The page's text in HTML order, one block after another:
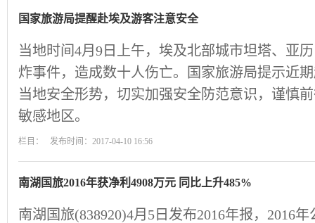
国家旅游局提醒赴埃及游客注意安全
当地时间4月9日上午，埃及北部城市坦塔、亚
炸事件，造成数十人伤亡。国家旅游局提示近
当地安全形势，切实加强安全防范意识，谨慎
敏感地区。
栏目： 发布时间：2017-04-10 16:56
南湖国旅2016年获净利4908万元 同比上升485%
南湖国旅(838920)4月5日发布2016年报，2016